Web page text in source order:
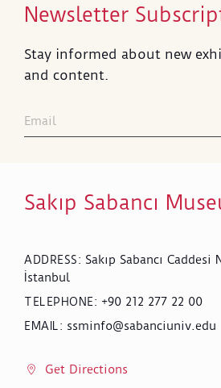
Newsletter
Stay informed about new
and content.
Sakıp Sabancı
ADDRESS: Sakıp Sabancı
İstanbul
TELEPHONE: +90 212 277 22 00
EMAIL : ssminfo@sabanciuniv.edu
Get Directions